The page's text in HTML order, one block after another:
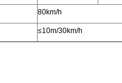
80km/h
≤10m/30km/h